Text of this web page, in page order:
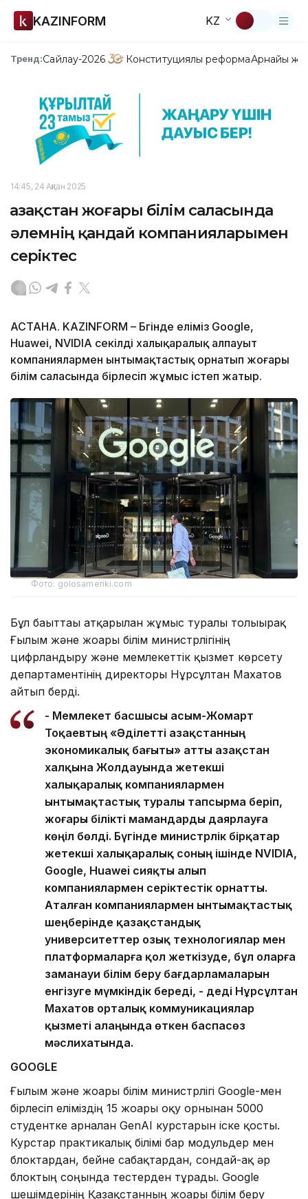
KAZINFORM KZ
Тренд:Сайлау-2026 Конституциялық реформаАрнайы
14:45, 24 Ақпан 2025
Қазақстан жоғары білім саласында
әлемнің қандай компанияларымен
серіктес
АСТАНА. KAZINFORM – Бүгінде еліміз Google,
Huawei, NVIDIA секілді халықаралық алпауыт
компаниялармен ынтымақтастық орнатып жоғары
білім саласында бірлесіп жұмыс істеп жатыр.
Фото: golosameriki.com
Бұл бағыттағы атқарылған жұмыс туралы толығырақ
Ғылым және жоғары білім министрлігінің
цифрландыру және мемлекеттік қызмет көрсету
департаментінің директоры Нұрсұлтан Махатов
айтып берді.
- Мемлекет басшысы Қасым-Жомарт
Тоқаевтың «Әділетті Қазақстанның
экономикалық бағыты» атты Қазақстан
халқына Жолдауында жетекші
халықаралық компаниялармен
ынтымақтастық туралы тапсырма беріп,
жоғары білікті мамандарды даярлауға
көңіл бөлді. Бүгінде министрлік бірқатар
жетекші халықаралық соның ішінде NVIDIA,
Google, Huawei сияқты алып
компаниялармен серіктестік орнатты.
Аталған компаниялармен ынтымақтастық
шеңберінде қазақстандық
университеттер озық технологиялар мен
платформаларға қол жеткізуде, бұл оларға
заманауи білім беру бағдарламаларын
енгізуге мүмкіндік береді, - деді Нұрсұлтан
Махатов орталық коммуникациялар
қызметі алаңында өткен баспасөз
мәслихатында.
GOOGLE
Ғылым және жоғары білім министрлігі Google-мен
бірлесіп еліміздің 15 жоғары оқу орнынан 5000
студентке арналған GenAI курстарын іске қосты.
Курстар практикалық білімі бар модульдер мен
блоктардан, бейне сабақтардан, сондай-ақ әр
блоктың соңында тестерден тұрады. Google
шешімдерінің Қазақстанның жоғары білім беру